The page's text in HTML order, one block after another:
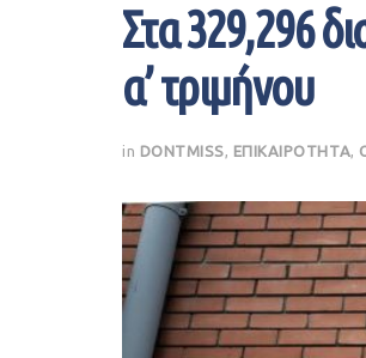
Στα 329,296
α’ τριμήνου
in DONTMISS ΕΠΙΚΑΙΡΟΤΗΤΑ